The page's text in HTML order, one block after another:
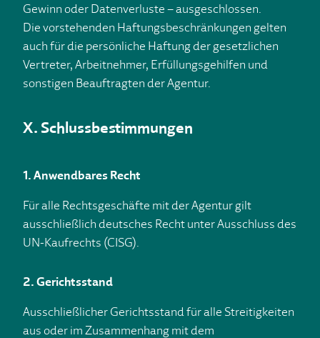
Gewinn oder Datenverluste – ausgeschlossen.
Die vorstehenden Haftungsbeschränkungen gelten
auch für die persönliche Haftung der gesetzlichen
Vertreter, Arbeitnehmer, Erfüllungsgehilfen und
sonstigen Beauftragten der Agentur.
X. Schlussbestimmungen
1. Anwendbares Recht
Für alle Rechtsgeschäfte mit der Agentur gilt
ausschließlich deutsches Recht unter Ausschluss des
UN-Kaufrechts (CISG).
2. Gerichtsstand
Ausschließlicher Gerichtsstand für alle Streitigkeiten
aus oder im Zusammenhang mit dem